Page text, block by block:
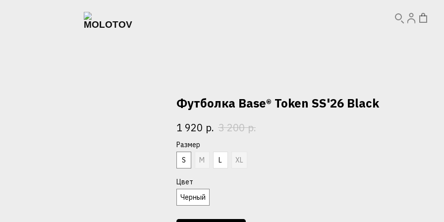
Футболка Base® Token SS'26 Black
1 920 р. 3 200 р.
Размер
S
M L XL
Цвет
Черный